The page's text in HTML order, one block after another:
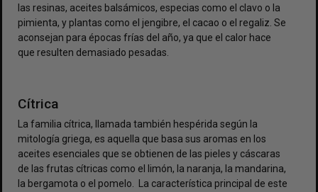
las resinas, aceites balsámicos, especias como el clavo o la
pimienta, y plantas como el jengibre, el cacao o el regaliz. Se
aconsejan para épocas frías del año, ya que el calor hace
que resulten demasiado pesadas.
Cítrica
La familia cítrica, llamada también hespérida según la
mitología griega, es aquella que basa sus aromas en los
aceites esenciales que se obtienen de las pieles y cáscaras
de las frutas cítricas como el limón, la naranja, la mandarina,
la bergamota o el pomelo. La característica principal de este